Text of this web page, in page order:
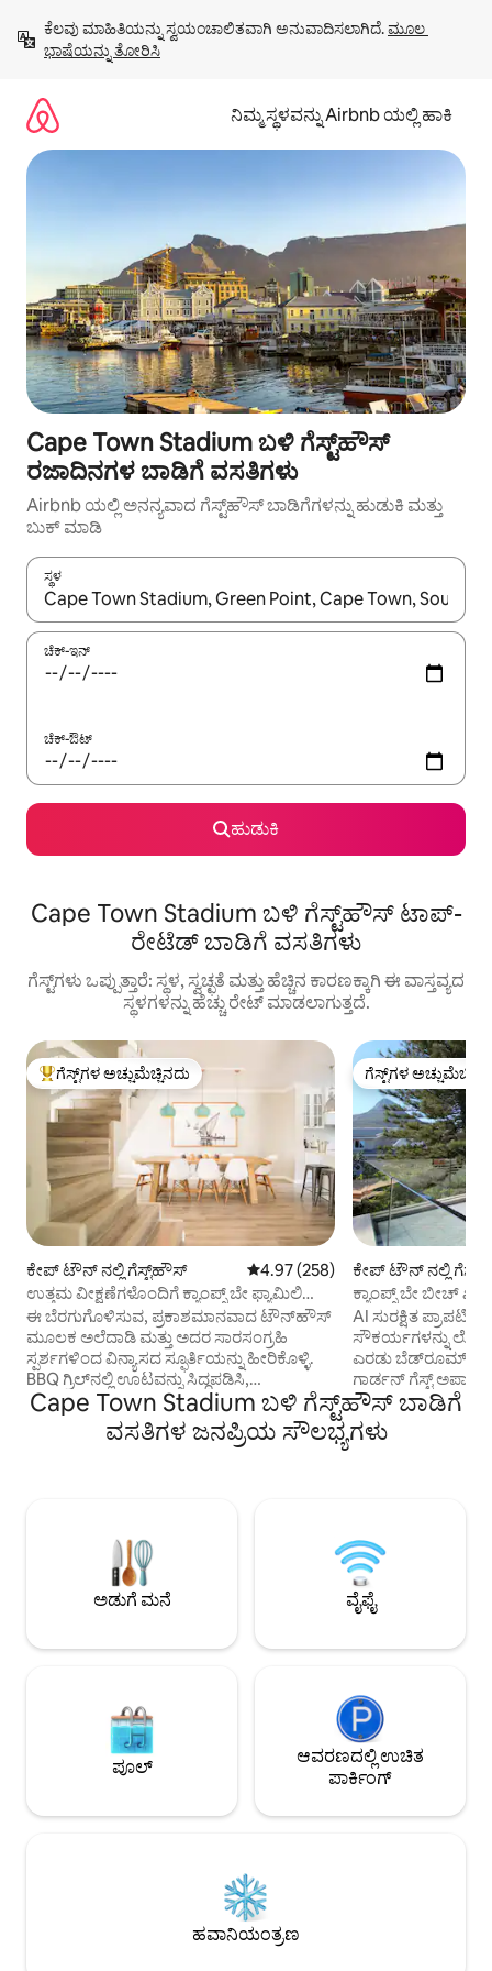
ಹೋಗಿ
ಕೆಲವು ಮಾಹಿತಿಯನ್ನು ಸ್ವಯಂಚಾಲಿತವಾಗಿ ಅನುವಾದಿಸಲಾಗಿದೆ. ಮೂಲ
ಭಾಷೆಯನ್ನು ತೋರಿಸಿ
ನಿಮ್ಮ ಸ್ಥಳವನ್ನು Airbnb ಯಲ್ಲಿ ಹಾಕಿ
Cape Town Stadium ಬಳಿ ಗೆಸ್ಟ್‌ಹೌಸ್
ರಜಾದಿನಗಳ ಬಾಡಿಗೆ ವಸತಿಗಳು
Airbnb ಯಲ್ಲಿ ಅನನ್ಯವಾದ ಗೆಸ್ಟ್‌ಹೌಸ್ ಬಾಡಿಗೆಗಳನ್ನು ಹುಡುಕಿ ಮತ್ತು
ಬುಕ್ ಮಾಡಿ
ಸ್ಥಳ
ಫಲಿತಾಂಶಗಳು ಲಭ್ಯವಿರುವಾಗ, ಅಪ್ ಮತ್ತು ಡೌನ್ ಬಾಣದ ಕೀಲಿಗಳೊಂದಿಗೆ
ಚೆಕ್-ಇನ್
ಚೆಕ್-ಔಟ್
ಹುಡುಕಿ
Cape Town Stadium ಬಳಿ ಗೆಸ್ಟ್‌ಹೌಸ್ ಟಾಪ್-
ರೇಟೆಡ್ ಬಾಡಿಗೆ ವಸತಿಗಳು
ಗೆಸ್ಟ್‌ಗಳು ಒಪ್ಪುತ್ತಾರೆ: ಸ್ಥಳ, ಸ್ವಚ್ಛತೆ ಮತ್ತು ಹೆಚ್ಚಿನ ಕಾರಣಕ್ಕಾಗಿ ಈ ವಾಸ್ತವ್ಯದ
ಸ್ಥಳಗಳನ್ನು ಹೆಚ್ಚು ರೇಟ್ ಮಾಡಲಾಗುತ್ತದೆ.
ಗೆಸ್ಟ್‌ಗಳಿಗೆ ಅತಿ ಹೆಚ್ಚು ಅಚ್ಚುಮೆಚ್ಚಿನದು
ಗೆಸ್ಟ್‌ಗಳ ಅಚ್ಚುಮೆಚ್ಚಿನದು
ಕೇಪ್‌ ಟೌನ್ ನಲ್ಲಿ ಗೆಸ್ಟ್‌ಹೌಸ್ 5 ರಲ್ಲಿ 4.97 ಸರಾಸರಿ ರೇಟಿಂಗ್, 258
4.97 (258)
ಉತ್ತಮ ವೀಕ್ಷಣೆಗಳೊಂದಿಗೆ ಕ್ಯಾಂಪ್ಸ್ ಬೇ ಫ್ಯಾಮಿಲಿ
ಬೀಚ್ ಮನೆ.
ಈ ಬೆರಗುಗೊಳಿಸುವ, ಪ್ರಕಾಶಮಾನವಾದ ಟೌನ್‌ಹೌಸ್
ಮೂಲಕ ಅಲೆದಾಡಿ ಮತ್ತು ಅದರ ಸಾರಸಂಗ್ರಹಿ
ಸ್ಪರ್ಶಗಳಿಂದ ವಿನ್ಯಾಸದ ಸ್ಫೂರ್ತಿಯನ್ನು ಹೀರಿಕೊಳ್ಳಿ.
BBQ ಗ್ರಿಲ್‌ನಲ್ಲಿ ಊಟವನ್ನು ಸಿದ್ಧಪಡಿಸಿ,
ಈಜುಕೊಳದಲ್ಲಿ ಈಜಿಕೊಳ್ಳಿ ಮತ್ತು ಕುಟುಂಬ ಮತ್ತು
ಸ್ನೇಹಿತರೊಂದಿಗೆ ಸೂರ್ಯಾಸ್ತವನ್ನು ಆನಂದಿಸುವಾಗ
ಫೈರ್ ಪಿಟ್ ಅನ್ನು ಬೆಳಗಿಸಿ. 11 ರಿಟ್ರೀಟ್ ಪ್ರಸಿದ್ಧ ಕ್ಯಾಂಪ್ಸ್
ಎರಡನೇ ಹಂತದಲ್ಲಿ ಮತ್ತು ಹೊರಗೆ ಮುಖ್ಯ ಲಿವಿಂಗ್
ಏರಿಯಾ ಮತ್ತು ಮೇಲಿನ ಮತ್ತು 3 ನೇ ಹಂತದಲ್ಲಿ
ಬೆಡ್‌ರೂಮ್‌ಗಳು ಮತ್ತು ಬಾತ್‌ರೂಮ್‌ಗಳು. ಎಲ್ಲಾ
ಹಂತಗಳನ್ನು ಮೆಟ್ಟಿಲುಗಳ ಮೂಲಕ ಪ್ರವೇಶಿಸಬಹುದು
ಅಥವಾ ವಾಕಿಂಗ್ ಕಷ್ಟದಿಂದ ಗೆಸ್ಟ್‌ಗಳಿಗೆ
ಒಳಗೊಂಡಿದೆ. ಶೌಚಾಲಯಗಳು ಪ್ರತ್ಯೇಕವಾಗಿಲ್ಲ ಆದರೆ
ಎರಡನೇ ಹಂತದಲ್ಲಿ ಹೆಚ್ಚುವರಿ ಗೆಸ್ಟ್ ಲೂ ಇದೆ.
ಮನೆಯು ಸಣ್ಣ ಖಾಸಗಿ ಈಜುಕೊಳ, ಫೈರ್ ಪಿಟ್ ಮತ್ತು
ಗ್ಯಾಸ್ ಬಾರ್ಬೆಕ್ಯೂ ಹೊಂದಿದೆ. ಪಿಕ್ ಎನ್ ಪೇ ಮತ್ತು
ನಡಿಗೆ ದೂರದಲ್ಲಿದೆ. ಪ್ರಾಪರ್ಟಿಯನ್ನು ಹೊಸದಾಗಿ
ಅವಧಿಗೆ, ನೀವು ಇಡೀ ಮನೆಗೆ ಪ್ರವೇಶವನ್ನು
ಅಗತ್ಯವಿರುವ ಯಾವುದಕ್ಕೂ ಸಹಾಯ ಮಾಡಲು ನಾನು
ದೂರವಾಣಿ ಕರೆ ಮಾಡುತ್ತೇನೆ. ಕ್ಯಾಂಪ್ಸ್ ಬೇಯ ಅದ್ಭುತ
ಗೆಸ್ಟ್‌ಗಳ
ಗೆಸ್ಟ್‌ಗಳ
ಕೇಪ್‌ ಟೌನ್ ನಲ್ಲಿ
ಕ್ಯಾಂಪ್ಸ್ ಬೇ ಬೀಚ್
ನಿವಾಸ
AI ಸುರಕ್ಷಿತ
ಸೌಕರ್ಯಗಳನ್ನು
ಎರಡು ಬೆಡ್‌ರೂಮ್,
ಗಾರ್ಡನ್ ಗೆಸ್ಟ್
ಅಡುಗೆಮನೆ, ಲಿವಿಂಗ್
ವಸತಿ ಪ್ರಾಪರ್ಟಿಯಲ್ಲಿ
ಪಾರ್ಕಿಂಗ್ ಅನ್ನು
ವ್ಯವಸ್ಥೆಗಳಲ್ಲಿ
ಚಾಲಿತ ಮನೆ ದೀಪಗಳು
ಕಂಪ್ಯೂಟರ್ ಪ್ಲಗ್‌ಗಳು
Cape Town Stadium ಬಳಿ ಗೆಸ್ಟ್‌ಹೌಸ್ ಬಾಡಿಗೆ
ವಸತಿಗಳ ಜನಪ್ರಿಯ ಸೌಲಭ್ಯಗಳು
ಅಡುಗೆ ಮನೆ ವೈಫೈ
ಪೂಲ್
ಆವರಣದಲ್ಲಿ ಉಚಿತ
ಪಾರ್ಕಿಂಗ್
ಹವಾನಿಯಂತ್ರಣ